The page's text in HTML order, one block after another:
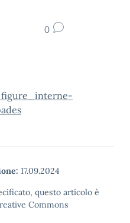
0
figure_interne-
17.09.2024
questo articolo è
Commons